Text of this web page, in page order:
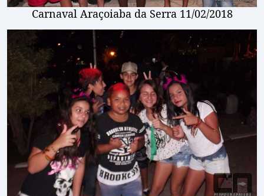
Carnaval Araçoiaba da Serra 11/02/2018